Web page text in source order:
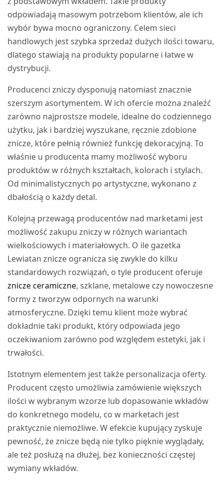
odpowiadają masowym potrzebom klientów, ale ich
wybór bywa mocno ograniczony. Celem sieci
handlowych jest szybka sprzedaż dużych ilości towaru,
dlatego stawiają na produkty popularne i łatwe w
dystrybucji.
Producenci zniczy dysponują natomiast znacznie
szerszym asortymentem. W ich ofercie można znaleźć
zarówno najprostsze modele, idealne do codziennego
użytku, jak i bardziej wyszukane, ręcznie zdobione
znicze, które pełnią również funkcję dekoracyjną. To
właśnie u producenta mamy możliwość wyboru
produktów w różnych kształtach, kolorach i stylach.
Od minimalistycznych po artystyczne, wykonano z
dbałością o każdy detal.
Kolejną przewagą producentów nad marketami jest
możliwość zakupu zniczy w różnych wariantach
wielkościowych i materiałowych. O ile gazetka
Lewiatan znicze ogranicza się zwykle do kilku
standardowych rozwiązań, o tyle producent oferuje
znicze ceramiczne, szklane, metalowe czy nowoczesne
formy z tworzyw odpornych na warunki
atmosferyczne. Dzięki temu klient może wybrać
dokładnie taki produkt, który odpowiada jego
oczekiwaniom zarówno pod względem estetyki, jak i
trwałości.
Istotnym elementem jest także personalizacja oferty.
Producent często umożliwia zamówienie większych
ilości w wybranym wzorze lub dopasowanie wkładów
do konkretnego modelu, co w marketach jest
praktycznie niemożliwe. W efekcie kupujący zyskuje
pewność, że znicze będą nie tylko pięknie wyglądały,
ale też posłużą na dłużej, bez konieczności częstej
wymiany wkładów.